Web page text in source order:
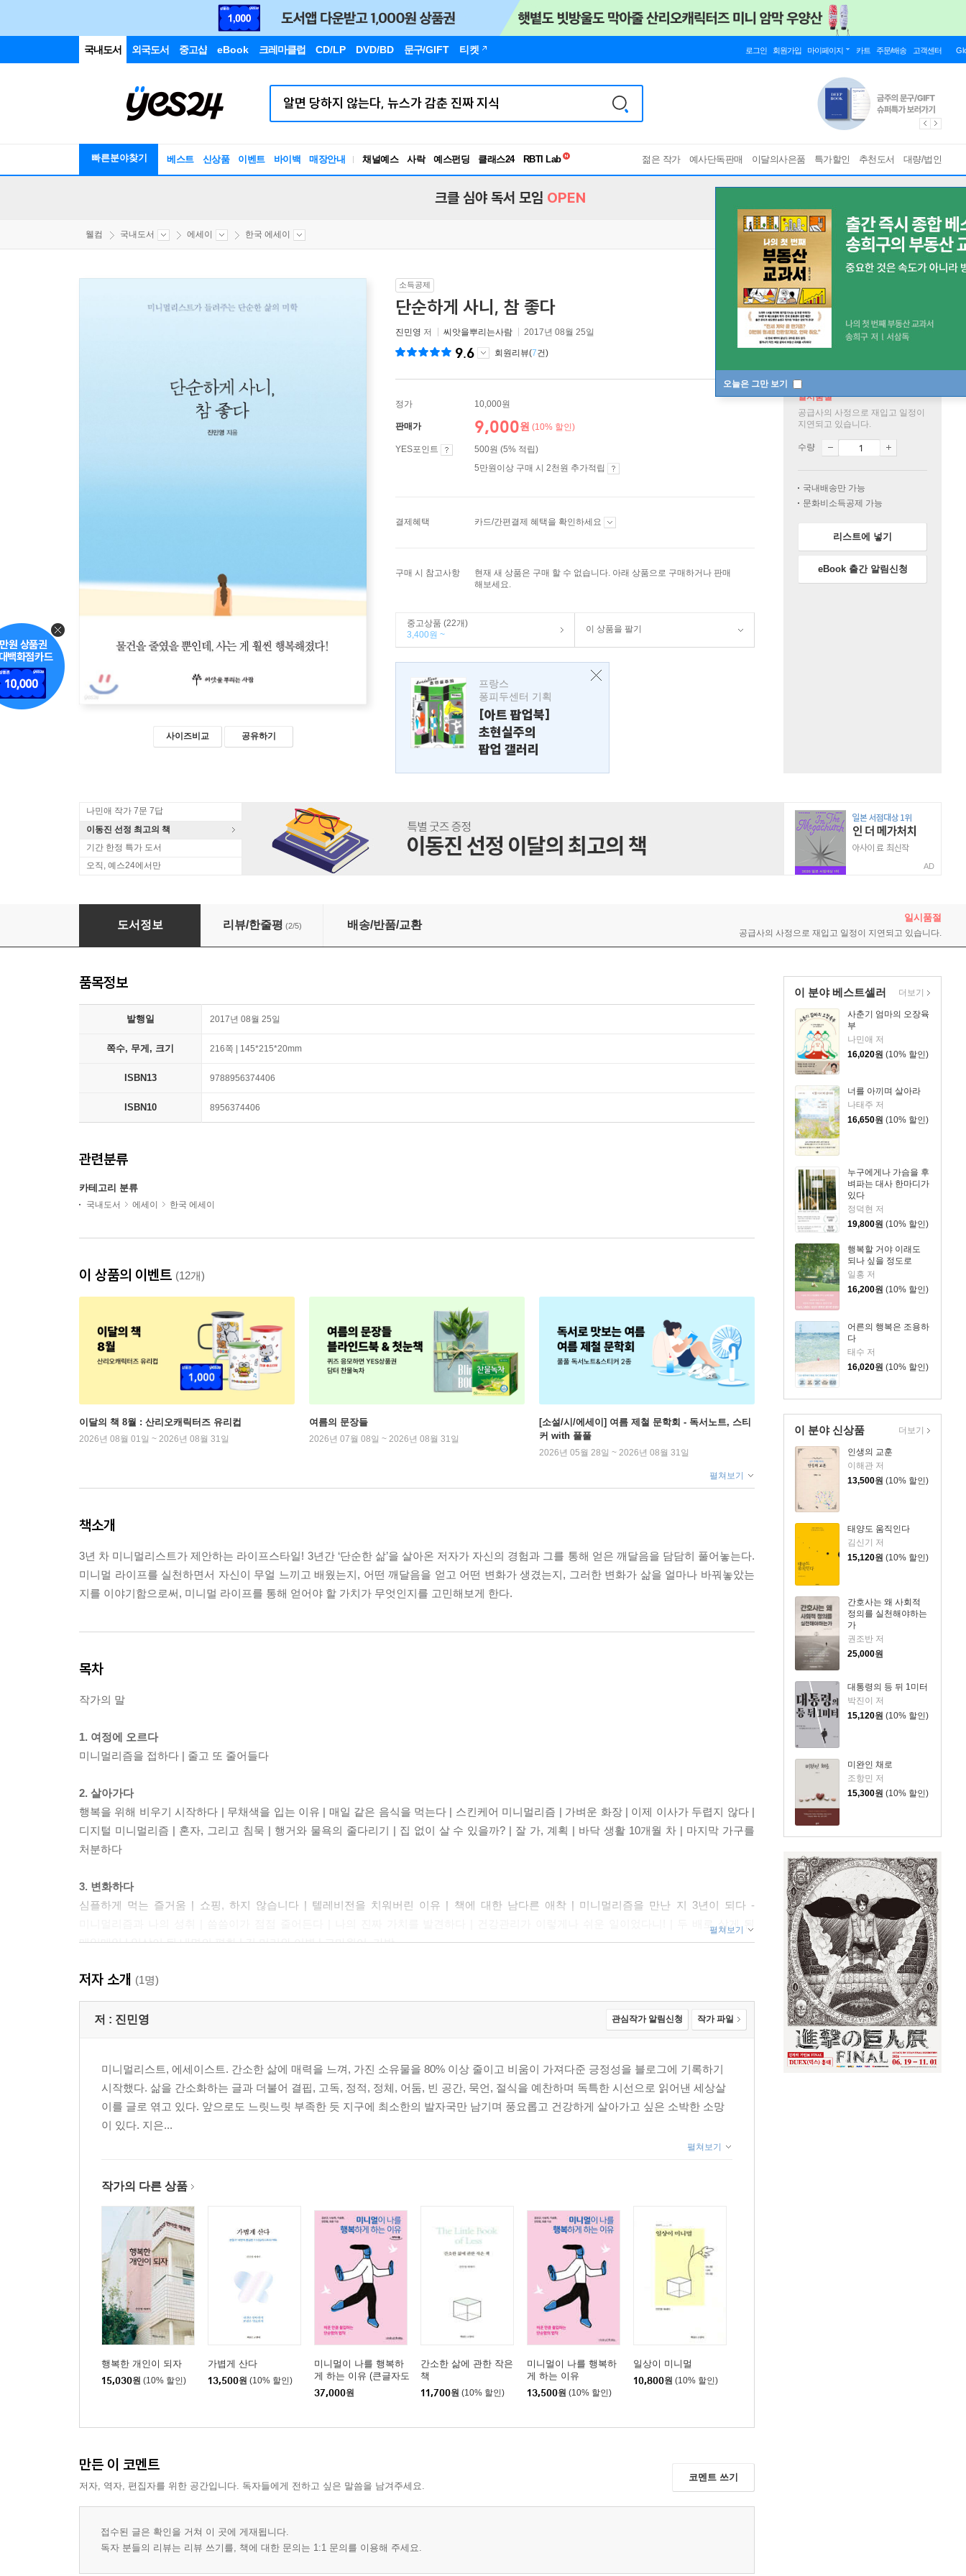
국내도서 외국도서 중고샵 eBook 크레마클럽 CD/LP DVD/BD 문구/GIFT 티켓 로그인 회원가입 마이페이지 카트 주문/배송 고객센터
빠른분야찾기 베스트 신상품 이벤트 바이백 매장안내 채널예스 사락 예스펀딩 클래스24
독서유형검사
젊은 작가 예사단독판매 이달의사은품 특가할인 추천도서 대량/법인
오늘은 그만 보기
크클 심야 독서 모임 OPEN
웰컴 국내도서 에세이 한국 에세이
사이즈비교 공유하기
소득공제
단순하게 사니, 참 좋다
진민영 저 씨앗을뿌리는사람 2017년 08월 25일
9.6 회원리뷰(7건)
정가 10,000원
판매가 9,000원 (10% 할인)
YES포인트
500원 (5% 적립)
5만원이상 구매 시 2천원 추가적립
결제혜택 카드/간편결제 혜택을 확인하세요
구매 시 참고사항
현재 새 상품은 구매 할 수 없습니다. 아래 상품으로 구매하거나 판매
해보세요.
중고상품 (22개)
3,400원 ~
이 상품을 팔기
프랑스
퐁피두센터 기획
[아트 팝업북]
초현실주의
팝업 갤러리
일시품절
공급사의 사정으로 재입고 일정이
지연되고 있습니다.
수량
국내배송만 가능
문화비소득공제 가능
리스트에 넣기
eBook 출간 알림신청
나민애 작가 7문 7답
이동진 선정 최고의 책
기간 한정 특가 도서
오직, 예스24에서만
AD
단순하게 사니, 참 좋다
도서정보 리뷰/한줄평 (2/5) 배송/반품/교환
일시품절
공급사의 사정으로 재입고 일정이 지연되고 있습니다.
이 분야 베스트셀러
사춘기 엄마의 오장육
부
나민애 저
16,020원 (10% 할인)
너를 아끼며 살아라
나태주 저
16,650원 (10% 할인)
누구에게나 가슴을 후
벼파는 대사 한마디가
있다
정덕현 저
19,800원 (10% 할인)
행복할 거야 이래도
되나 싶을 정도로
일홍 저
16,200원 (10% 할인)
어른의 행복은 조용하
다
태수 저
16,020원 (10% 할인)
더보기
이 분야 신상품
인생의 교훈
이해관 저
13,500원 (10% 할인)
태양도 움직인다
김신기 저
15,120원 (10% 할인)
간호사는 왜 사회적
정의를 실천해야하는
가
권조반 저
25,000원
대통령의 등 뒤 1미터
박진이 저
15,120원 (10% 할인)
미완인 채로
조항민 저
15,300원 (10% 할인)
더보기
품목정보
발행일 2017년 08월 25일
쪽수, 무게, 크기 216쪽 | 145*215*20mm
ISBN13 9788956374406
ISBN10 8956374406
관련분류
카테고리 분류
국내도서 에세이 한국 에세이
이 상품의 이벤트 (12개)
이달의 책 8월 : 산리오캐릭터즈 유리컵
2026년 08월 01일 ~ 2026년 08월 31일
여름의 문장들
2026년 07월 08일 ~ 2026년 08월 31일
[소설/시/에세이] 여름 제철 문학회 - 독서노트, 스티
커 with 풀풀
2026년 05월 28일 ~ 2026년 08월 31일
펼쳐보기
책소개
3년 차 미니멀리스트가 제안하는 라이프스타일! 3년간 ‘단순한 삶’을 살아온 저자가 자신의 경험과 그를 통해 얻은 깨달음을 담담히 풀어놓는다.
미니멀 라이프를 실천하면서 자신이 무얼 느끼고 배웠는지, 어떤 깨달음을 얻고 어떤 변화가 생겼는지, 그러한 변화가 삶을 얼마나 바꿔놓았는
지를 이야기함으로써, 미니멀 라이프를 통해 얻어야 할 가치가 무엇인지를 고민해보게 한다.
목차
작가의 말
1. 여정에 오르다
미니멀리즘을 접하다 | 줄고 또 줄어들다
2. 살아가다
행복을 위해 비우기 시작하다 | 무채색을 입는 이유 | 매일 같은 음식을 먹는다 | 스킨케어 미니멀리즘 | 가벼운 화장 | 이제 이사가 두렵지 않다 |
디지털 미니멀리즘 | 혼자, 그리고 침묵 | 행거와 물욕의 줄다리기 | 집 없이 살 수 있을까? | 잘 가, 계획 | 바닥 생활 10개월 차 | 마지막 가구를
처분하다
3. 변화하다
심플하게 먹는 즐거움 | 쇼핑, 하지 않습니다 | 텔레비전을 치워버린 이유 | 책에 대한 남다른 애착 | 미니멀리즘을 만난 지 3년이 되다 -
미니멀리즘과 나의 성취 | 씀씀이가 점점 줄어든다 | 나의 진짜 가치를 발견하다 | 건강관리가 이렇게나 쉬운 일이었다니! | 두 배로 살게 된
매일매일 | 일상이 된 내면의 평화 | 긴 머리와 이별 | 고마웠어, 가방
4. 질문하다
미니멀리즘은 무엇? - 미니멀리스트 자가진단 | 나의 미니멀리즘 정리 - 내가 처분한 32가지 물건, 내가 더 이상 하지 않는 일
공짜는 사절입니다만 | 왜 이렇게 짐이 없어? | 여행은 좋아하지만 스트레스는 사절이에요 | 소유의 한계를 매일 갱신하다 | 결핍은 행복으로
가는 지름길 | 결함은 축복이다
6. 성장하다
지금 이대로도 충분히 좋다 | 최고의 노후 준비 | 좋은 습관을 만드는 가장 효과적인 방법 | 행복은 성장이다 | 물질이 가져다준 공허함 | 불씨를
행복하십니까?
7. 받아들이다
긍정을 강요하지 마세요 | 내향인의 취중진담 - 민감성을 가늠해볼 수 있는 질문 | 우울할 때는 더 우울하게 | 내면이냐 외면이냐, 닭이냐
달걀이냐
8. 깨닫다
가격은 물건을 고르는 훌륭한 기준 | 정리를 못하는 사람 | 의식적인 소비자에서 환경을 생각하는 마음까지 | 버리기 중독을 경계할 것 | 간소한
삶의 소소한 즐거움 | 미니멀리즘을 완성하는 단 하나의 조건 | 가짜 미니멀리즘 | 기억해야 할 단 한 가지 기준
9. 함께하다
미니멀리즘, 내게 적합한 라이프스타일일까? | 기쁨이 배가 되는 선물법 | 한 번 더 체크리스트 | 결핍의 한 달 보내보기 | 물건 버리기가 막막한
펼쳐보기
저자 소개 (1명)
저 : 진민영 관심작가 알림신청 작가 파일
미니멀리스트, 에세이스트. 간소한 삶에 매력을 느껴, 가진 소유물을 80% 이상 줄이고 비움이 가져다준 긍정성을 블로그에 기록하기
시작했다. 삶을 간소화하는 글과 더불어 결핍, 고독, 정적, 정체, 어둠, 빈 공간, 묵언, 절식을 예찬하며 독특한 시선으로 읽어낸 세상살
이를 글로 엮고 있다. 앞으로도 느릿느릿 부족한 듯 지구에 최소한의 발자국만 남기며 풍요롭고 건강하게 살아가고 싶은 소박한 소망
이 있다. 지은...
펼쳐보기
작가의 다른 상품
행복한 개인이 되자
15,030원 (10% 할인)
가볍게 산다
13,500원 (10% 할인)
미니멀이 나를 행복하
게 하는 이유 (큰글자도
서)
37,000원
간소한 삶에 관한 작은
책
11,700원 (10% 할인)
미니멀이 나를 행복하
게 하는 이유
13,500원 (10% 할인)
일상이 미니멀
10,800원 (10% 할인)
만든 이 코멘트
저자, 역자, 편집자를 위한 공간입니다. 독자들에게 전하고 싶은 말씀을 남겨주세요.
코멘트 쓰기
접수된 글은 확인을 거쳐 이 곳에 게재됩니다.
독자 분들의 리뷰는 리뷰 쓰기를, 책에 대한 문의는 1:1 문의를 이용해 주세요.